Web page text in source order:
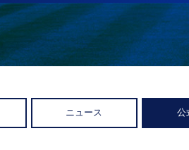
ニュース 公